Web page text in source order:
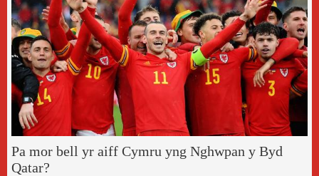
Pa mor bell yr aiff Cymru yng Nghwpan y Byd
Qatar?